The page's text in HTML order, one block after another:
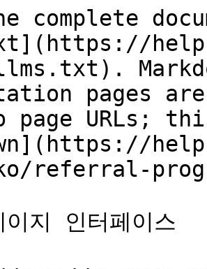
complete
pages
page URLs;
referral-
지 인터페이스